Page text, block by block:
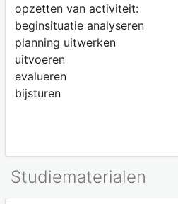
opzetten van activiteit:
beginsituatie analyseren
planning uitwerken
uitvoeren
evalueren
bijsturen
Studiematerialen